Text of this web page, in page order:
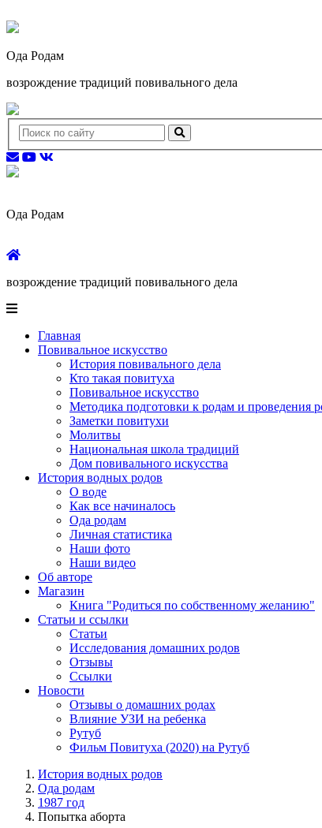
Ода Родам
возрождение традиций повивального дела
Ода Родам
возрождение традиций повивального дела
Главная
Повивальное искусство
История повивального дела
Кто такая повитуха
Повивальное искусство
Методика подготовки к родам и проведения
Заметки повитухи
Молитвы
Национальная школа традиций
Дом повивального искусства
История водных родов
О воде
Как все начиналось
Ода родам
Личная статистика
Наши фото
Наши видео
Об авторе
Магазин
Книга "Родиться по собственному желанию"
Статьи и ссылки
Статьи
Исследования домашних родов
Отзывы
Ссылки
Новости
Отзывы о домашних родах
Влияние УЗИ на ребенка
Рутуб
Фильм Повитуха (2020) на Рутуб
История водных родов
Ода родам
1987 год
Попытка аборта